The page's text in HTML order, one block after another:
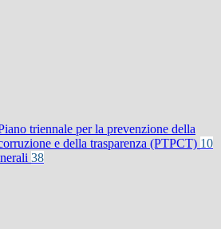
triennale per la prevenzione della
e della trasparenza (PTPCT) 10
38